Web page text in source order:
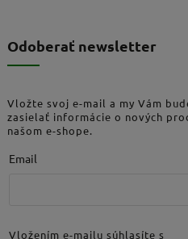
Odoberať newsletter
Vložte svoj e-mail a my Vám
zasielať informácie o nových
našom e-shope.
Email
Vložením e-mailu súhlasíte s